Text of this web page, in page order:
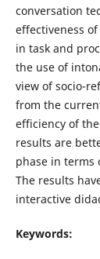
conversation
effectiveness
in task and
the use of
view of socio-
from the
efficiency of
results are
phase in
The results
interactive
Keywords: